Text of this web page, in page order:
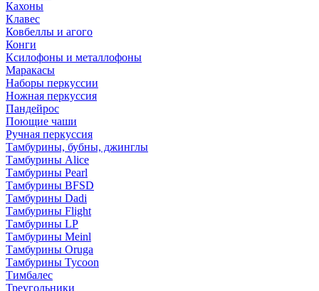
Кахоны
Клавес
Ковбеллы и агого
Конги
Ксилофоны и металлофоны
Маракасы
Наборы перкуссии
Ножная перкуссия
Пандейрос
Поющие чаши
Ручная перкуссия
Тамбурины, бубны, джинглы
Тамбурины Alice
Тамбурины Pearl
Тамбурины BFSD
Тамбурины Dadi
Тамбурины Flight
Тамбурины LP
Тамбурины Meinl
Тамбурины Oruga
Тамбурины Tycoon
Тимбалес
Треугольники